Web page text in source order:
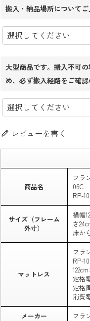
搬入・納品場所について
大型商品です。搬入不可
め、必ず搬入経路をご確
レビューを書く
商品名
フラ
06C
RP-
サイズ（フレーム
外寸）
横幅
さ
床か
マットレス
フラ
RP-
定格
定格
消費
メーカー フラ